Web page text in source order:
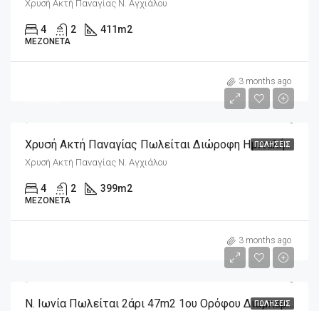
Χρυσή Ακτή Παναγίας Ν. Αγχιάλου
4 2 411 m2
ΜΕΖΟΝΈΤΑ
3 months ago
ΠΩΛΉΣΕΙΣΧρυσή Ακτή Παναγίας Πωλείται Διώροφη Ημιτελής Οικοδομή 399m2 Σε Οικόπεδο 334m2
Χρυσή Ακτή Παναγίας Ν. Αγχιάλου
4 2 399m2
ΜΕΖΟΝΈΤΑ
3 months ago
ΠΩΛΉΣΕΙΣΝ. Ιωνία Πωλείται 2άρι 47m2 1ου Ορόφου Διαμπερές